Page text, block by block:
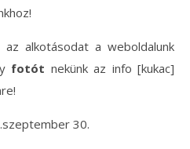
alkotásodat a weboldalunk
fotót nekünk az info [kukac]
30.